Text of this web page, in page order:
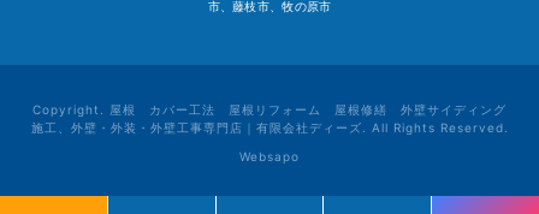
市、藤枝市、牧の原市
Copyright. 屋根 カバー工法 屋根リフォーム 屋根修繕 外壁サイディング
施工、外壁・外装・外壁工事専門店｜有限会社ディーズ. All Rights Reserved.
Websapo